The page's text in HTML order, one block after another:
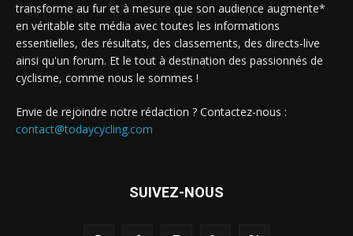
transforme au fur et à mesure que son audience augmente*
en véritable site média avec toutes les informations
essentielles, des résultats, des classements, des directs-live
ainsi qu'un forum. Et le tout à destination des passionnés de
cyclisme, comme nous le sommes !
Envie de rejoindre notre rédaction ? Contactez-nous :
contact@todaycycling.com
SUIVEZ-NOUS